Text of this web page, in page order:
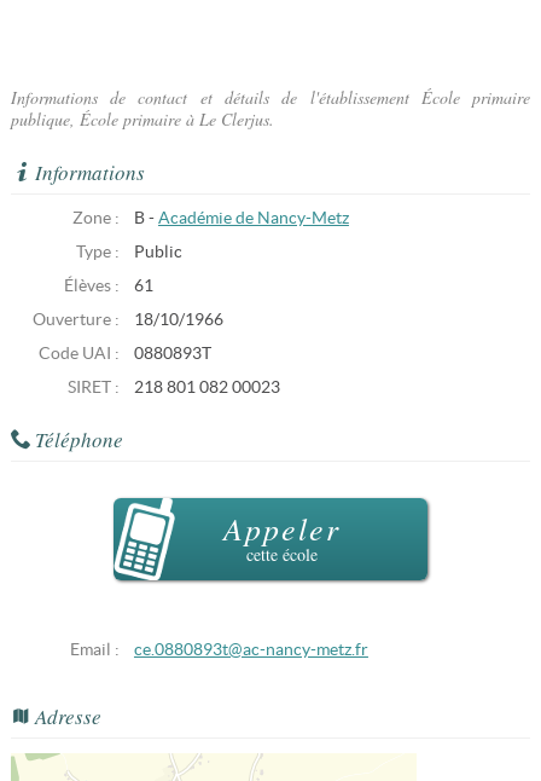
Informations de contact et détails de l'établissement École primaire
publique, École primaire à Le Clerjus.
Informations
Zone : B - Académie de Nancy-Metz
Type :
Public
Élèves :
61
Ouverture :
18/10/1966
Code UAI :
0880893T
SIRET :
218 801 082 00023
Téléphone
Appeler
cette école
Email : ce.0880893t@ac-nancy-metz.fr
Adresse